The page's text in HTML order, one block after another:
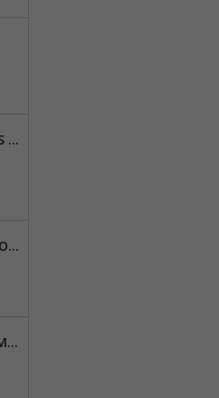
BELIAŠAS SU MĖSOS ĮDARU 1VNT
BANDELĖS SOČIOSIOS 1KG
PIENAS LANKŲ 900ML, 2,5% RIEBUMO